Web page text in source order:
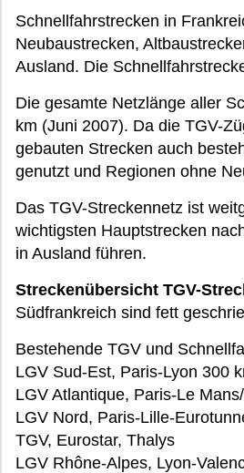
Schnellfahrstrecken in
Neubaustrecken,
Ausland. Die
Die gesamte Netzlänge aller
km (Juni 2007). Da die TGV-
gebauten Strecken auch
genutzt und Regionen ohne
Das TGV-Streckennetz ist
wichtigsten Hauptstrecken
in Ausland führen.
Streckenübersicht TGV-
Südfrankreich sind fett
Bestehende TGV und
LGV Sud-Est, Paris-Lyon 300
LGV Atlantique, Paris-Le
LGV Nord, Paris-Lille-
TGV, Eurostar, Thalys
LGV Rhône-Alpes, Lyon-